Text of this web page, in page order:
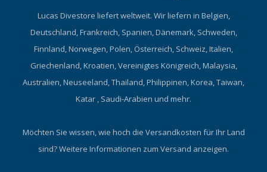
Lucas Divestore liefert weltweit. Wir liefern in Belgien,
Deutschland, Frankreich, Spanien, Dänemark, Schweden,
Finnland, Norwegen, Polen, Österreich, Schweiz, Italien,
Griechenland, Kroatien, Vereinigtes Königreich, Malaysia,
Australien, Neuseeland, Thailand, Philippinen, Korea, Taiwan,
Katar , Saudi-Arabien und mehr.
Möchten Sie wissen, wie hoch die Versandkosten für Ihr Land
sind?Weitere Informationen zum Versand anzeigen.